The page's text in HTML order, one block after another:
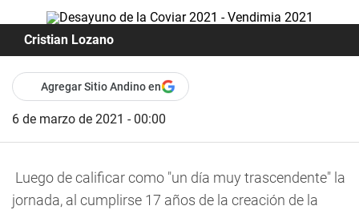
Cristian Lozano
Agregar Sitio Andino en
6 de marzo de 2021 - 00:00
Luego de calificar como "un día muy trascendente" la
jornada, al cumplirse 17 años de la creación de la